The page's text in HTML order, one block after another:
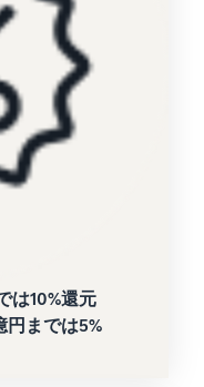
は10%還元
円までは5%